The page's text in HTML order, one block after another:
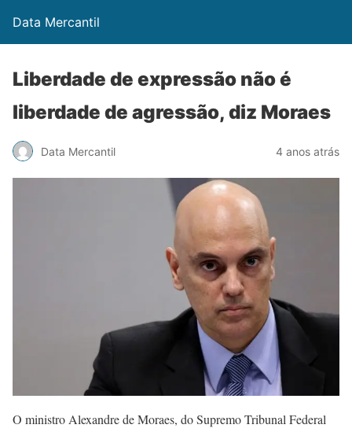
Data Mercantil
Liberdade de expressão não é
liberdade de agressão, diz Moraes
Data Mercantil 4 anos atrás
O ministro Alexandre de Moraes, do Supremo Tribunal Federal